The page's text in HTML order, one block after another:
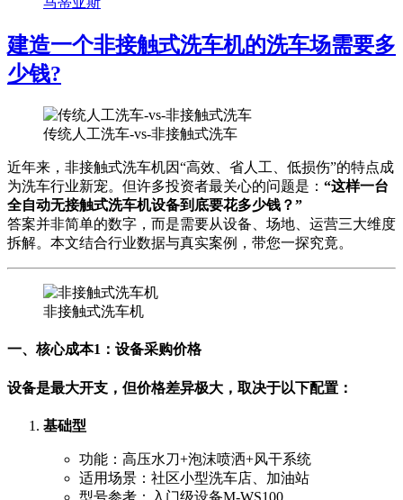
建造一个非接触式洗车机的洗车场需要多
少钱?
传统人工洗车-vs-非接触式洗车
近年来，非接触式洗车机因“高效、省人工、低损伤”的特点成
为洗车行业新宠。但许多投资者最关心的问题是： “这样一台
全自动无接触式洗车机设备到底要花多少钱？”
答案并非简单的数字，而是需要从设备、场地、运营三大维度
拆解。本文结合行业数据与真实案例，带您一探究竟。
非接触式洗车机
一、核心成本1：设备采购价格
设备是最大开支，但价格差异极大，取决于以下配置：
基础型
功能：高压水刀+泡沫喷洒+风干系统
适用场景：社区小型洗车店、加油站
型号参考：入门级设备M-WS100